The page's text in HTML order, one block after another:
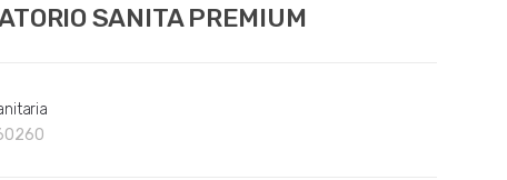
SANITA PREMIUM